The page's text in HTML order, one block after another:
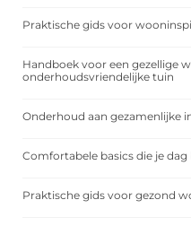
Praktische gids voor
Handboek voor een gezellige
onderhoudsvriendelijke tuin
Onderhoud aan gezamenlijke
Comfortabele basics die je
Praktische gids voor gezond